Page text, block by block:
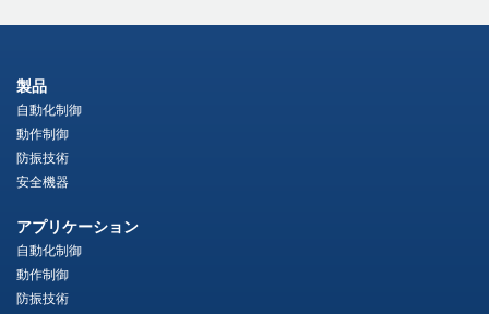
製品
自動化制御
動作制御
防振技術
安全機器
アプリケーション
自動化制御
動作制御
防振技術